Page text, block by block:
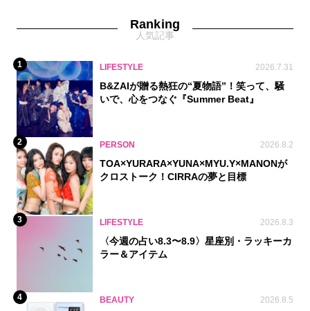
Ranking
人気記事
1 LIFESTYLE 2026.7.31
B&ZAIが贈る熱狂の“夏物語”！笑って、騒
いで、心をつなぐ『Summer Beat』
2 PERSON 2026.8.2
TOA×YURARA×YUNA×MYU.Y×MANONが
クロストーク！CIRRAの夢と目標
3 LIFESTYLE 2026.8.3
〈今週の占い8.3〜8.9〉星座別・ラッキーカ
ラー＆アイテム
4 BEAUTY 2026.8.5